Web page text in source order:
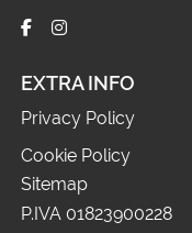
EXTRA INFO
Privacy Policy
Cookie Policy
Sitemap
P.IVA 01823900228